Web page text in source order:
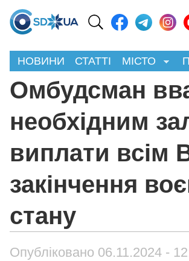
НОВИНИ СТАТТІ МІСТО
Омбудсман
необхідним
виплати всім
закінчення
стану
Опубліковано 06.11.2024 -